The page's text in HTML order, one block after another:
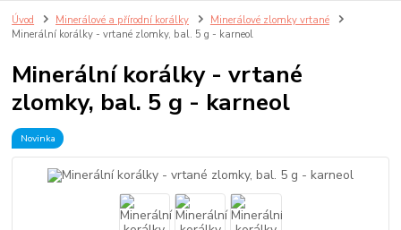
Úvod Minerálové a přírodní korálky
Minerálové zlomky vrtané
Minerální korálky - vrtané zlomky, bal. 5 g - karneol
Minerální korálky - vrtané
zlomky, bal. 5 g - karneol
Novinka